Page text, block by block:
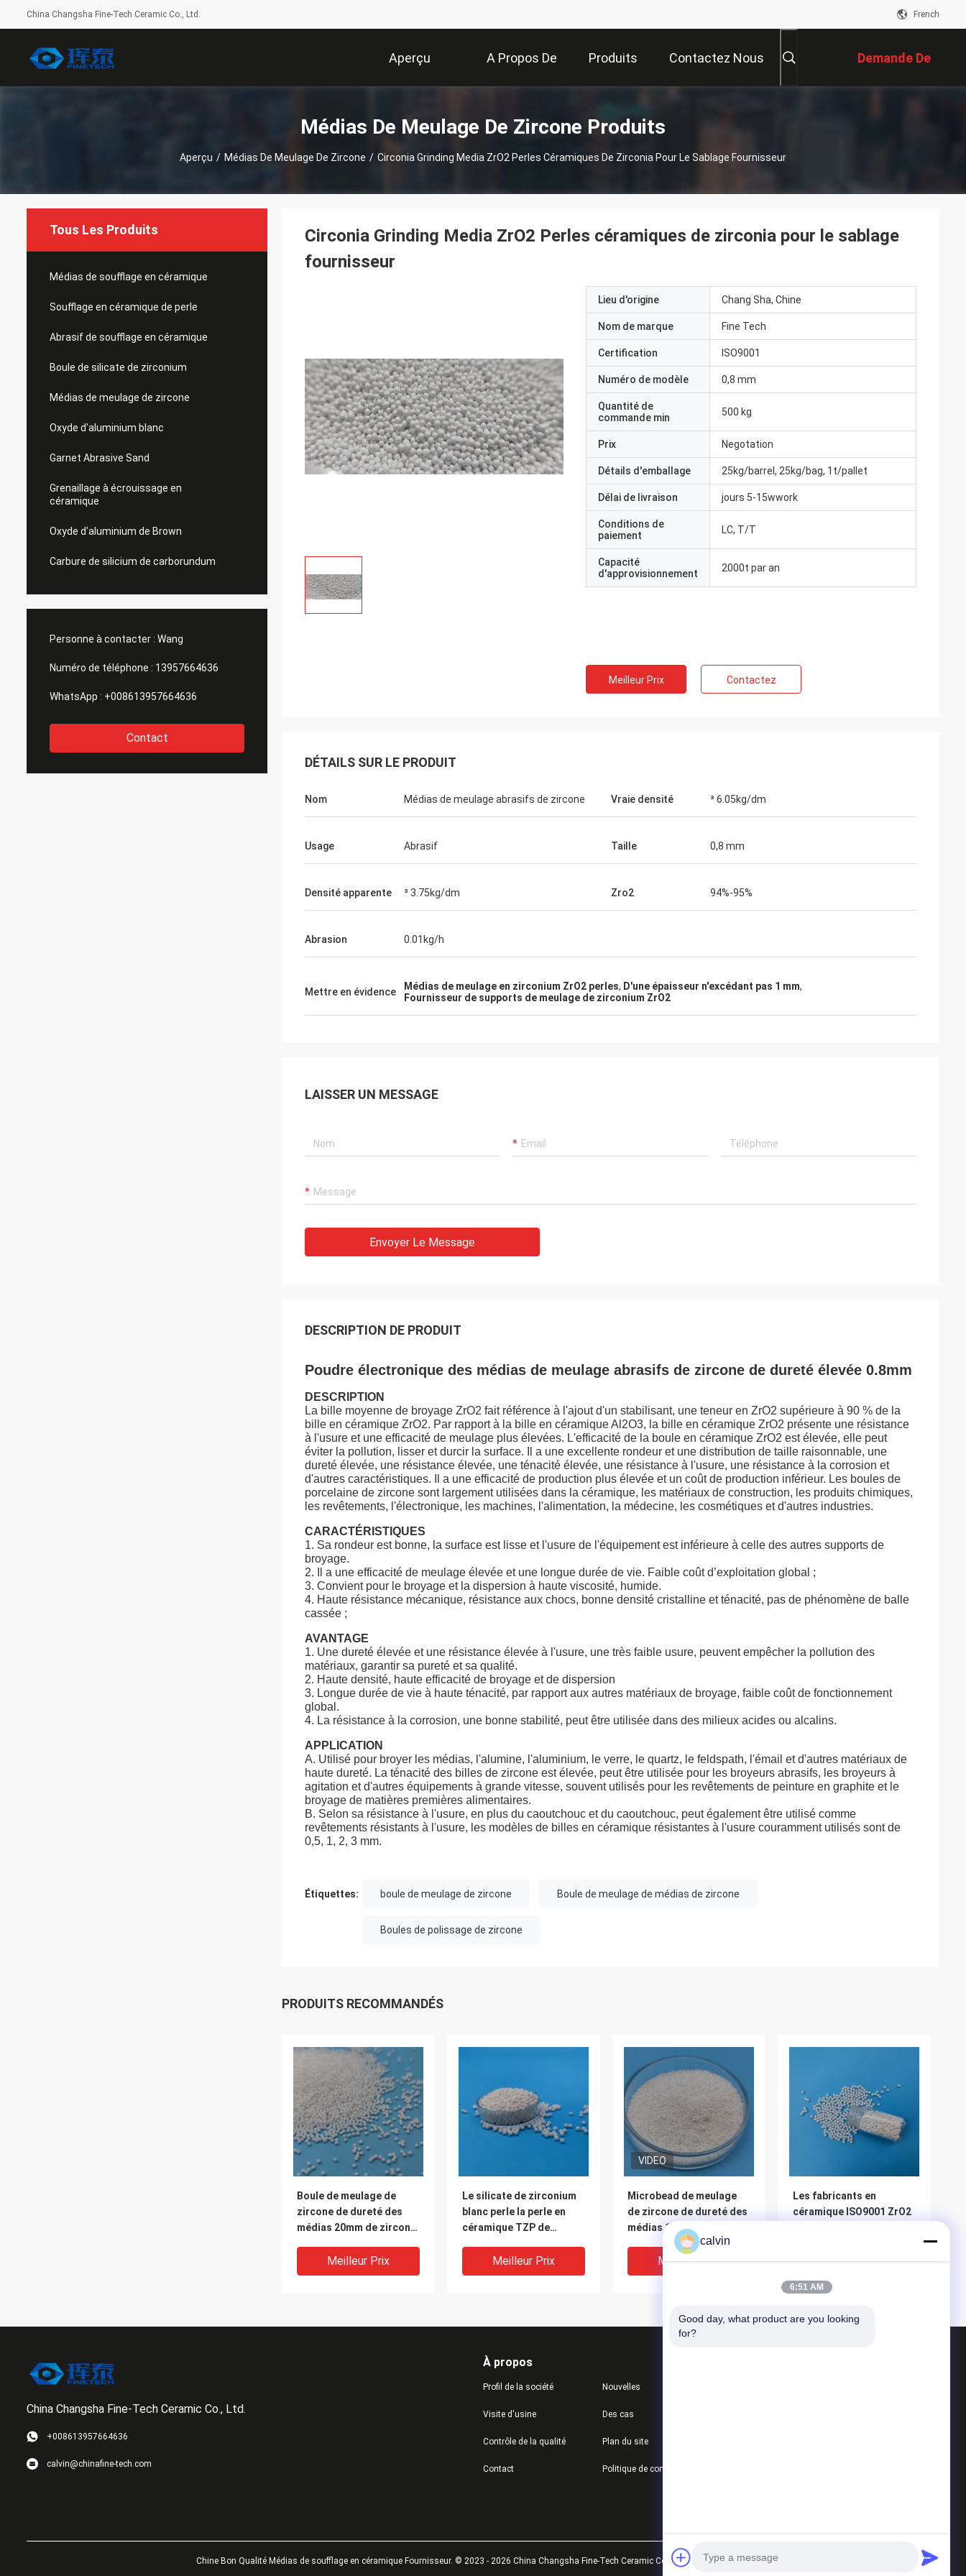
China Changsha Fine-Tech Ceramic Co., Ltd. French
Aperçu A Propos De
Nous
Produits Contactez Nous Demande De
Soumission
Médias De Meulage De Zircone Produits
Aperçu / Médias De Meulage De Zircone / Circonia Grinding Media ZrO2 Perles Céramiques De Zirconia Pour Le Sablage Fournisseur
Tous Les Produits
Médias de soufflage en céramique
Soufflage en céramique de perle
Abrasif de soufflage en céramique
Boule de silicate de zirconium
Médias de meulage de zircone
Oxyde d'aluminium blanc
Garnet Abrasive Sand
Grenaillage à écrouissage en
céramique
Oxyde d'aluminium de Brown
Carbure de silicium de carborundum
Personne à contacter : Wang
Numéro de téléphone : 13957664636
WhatsApp : +008613957664636
Contact
Circonia Grinding Media ZrO2 Perles céramiques de zirconia pour le sablage
fournisseur
Lieu d'origine Chang Sha, Chine
Nom de marque Fine Tech
Certification ISO9001
Numéro de modèle 0,8 mm
Quantité de
commande min
500 kg
Prix Negotation
Détails d'emballage 25kg/barrel, 25kg/bag, 1t/pallet
Délai de livraison jours 5-15wwork
Conditions de
paiement
LC, T/T
Capacité
d'approvisionnement
2000t par an
Meilleur Prix Contactez
DÉTAILS SUR LE PRODUIT
Nom Médias de meulage abrasifs de zircone Vraie densité ³ 6.05kg/dm
Usage Abrasif Taille 0,8 mm
Densité apparente ³ 3.75kg/dm Zro2 94%-95%
Abrasion 0.01kg/h
Mettre en évidence Médias de meulage en zirconium ZrO2 perles, D'une épaisseur n'excédant pas 1 mm,
Fournisseur de supports de meulage de zirconium ZrO2
LAISSER UN MESSAGE
Envoyer Le Message
DESCRIPTION DE PRODUIT
Poudre électronique des médias de meulage abrasifs de zircone de dureté élevée 0.8mm
DESCRIPTION
La bille moyenne de broyage ZrO2 fait référence à l'ajout d'un stabilisant, une teneur en ZrO2 supérieure à 90 % de la
bille en céramique ZrO2. Par rapport à la bille en céramique Al2O3, la bille en céramique ZrO2 présente une résistance
à l'usure et une efficacité de meulage plus élevées. L'efficacité de la boule en céramique ZrO2 est élevée, elle peut
éviter la pollution, lisser et durcir la surface. Il a une excellente rondeur et une distribution de taille raisonnable, une
dureté élevée, une résistance élevée, une ténacité élevée, une résistance à l'usure, une résistance à la corrosion et
d'autres caractéristiques. Il a une efficacité de production plus élevée et un coût de production inférieur. Les boules de
porcelaine de zircone sont largement utilisées dans la céramique, les matériaux de construction, les produits chimiques,
les revêtements, l'électronique, les machines, l'alimentation, la médecine, les cosmétiques et d'autres industries.
CARACTÉRISTIQUES
1. Sa rondeur est bonne, la surface est lisse et l'usure de l'équipement est inférieure à celle des autres supports de
broyage.
2. Il a une efficacité de meulage élevée et une longue durée de vie. Faible coût d’exploitation global ;
3. Convient pour le broyage et la dispersion à haute viscosité, humide.
4. Haute résistance mécanique, résistance aux chocs, bonne densité cristalline et ténacité, pas de phénomène de balle
cassée ;
AVANTAGE
1. Une dureté élevée et une résistance élevée à l'usure, une très faible usure, peuvent empêcher la pollution des
matériaux, garantir sa pureté et sa qualité.
2. Haute densité, haute efficacité de broyage et de dispersion
3. Longue durée de vie à haute ténacité, par rapport aux autres matériaux de broyage, faible coût de fonctionnement
global.
4. La résistance à la corrosion, une bonne stabilité, peut être utilisée dans des milieux acides ou alcalins.
APPLICATION
A. Utilisé pour broyer les médias, l'alumine, l'aluminium, le verre, le quartz, le feldspath, l'émail et d'autres matériaux de
haute dureté. La ténacité des billes de zircone est élevée, peut être utilisée pour les broyeurs abrasifs, les broyeurs à
agitation et d'autres équipements à grande vitesse, souvent utilisés pour les revêtements de peinture en graphite et le
broyage de matières premières alimentaires.
B. Selon sa résistance à l'usure, en plus du caoutchouc et du caoutchouc, peut également être utilisé comme
revêtements résistants à l'usure, les modèles de billes en céramique résistantes à l'usure couramment utilisés sont de
0,5, 1, 2, 3 mm.
Étiquettes: boule de meulage de zircone Boule de meulage de médias de zircone
Boules de polissage de zircone
PRODUITS RECOMMANDÉS
Boule de meulage de
zircone de dureté des
médias 20mm de zircone
Meilleur Prix
Le silicate de zirconium
blanc perle la perle en
céramique TZP de
de 0.8mmMeilleur Prix
VIDEO
Microbead de meulage
de zircone de dureté des
médias 1.0mm de zircone
de matériaux d'isolation
Meilleur Prix
Les fabricants en
céramique ISO9001 ZrO2
3.0mm ont approuvé
Meilleur Prix
boules de polissage de la
Haute densité de
China Changsha Fine-Tech Ceramic Co., Ltd.
+008613957664636
calvin@chinafine-tech.com
À propos
Profil de la société
Visite d'usine
Contrôle de la qualité
Contact
Nouvelles
Des cas
Plan du site
Chine Bon Qualité Médias de soufflage en céramique Fournisseur. © 2023 - 2026 China Changsha Fine-Tech Ceramic Co., Ltd.. All Rights Reserved.
calvin
6:51 AM
Good day, what product are you looking
for?